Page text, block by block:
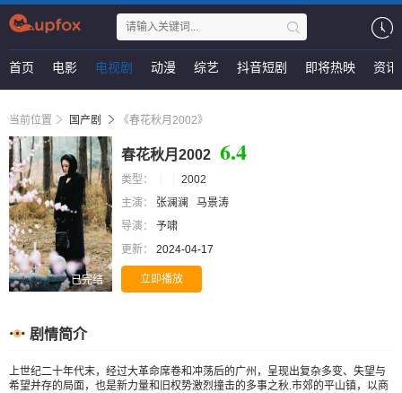
首页 电影 电视剧 动漫 综艺 抖音短剧 即将热映 资讯
当前位置 国产剧 《春花秋月2002》
已完结
春花秋月2002 6.4
类型：
2002
主演：
张澜澜
马景涛
导演：
予啸
更新：
2024-04-17
立即播放
剧情简介
上世纪二十年代末，经过大革命席卷和冲荡后的广州，呈现出复杂多变、失望与
希望并存的局面，也是新力量和旧权势激烈撞击的多事之秋.市郊的平山镇，以商